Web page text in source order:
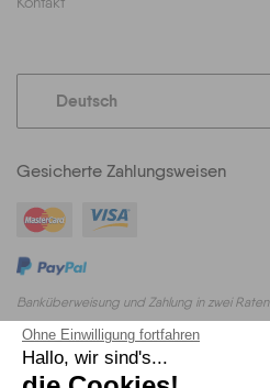
Deutsch
Gesicherte Zahlungsweisen
Banküberweisung und Zahlung in zwei
Ohne Einwilligung fortfahren
Hallo, wir sind's...